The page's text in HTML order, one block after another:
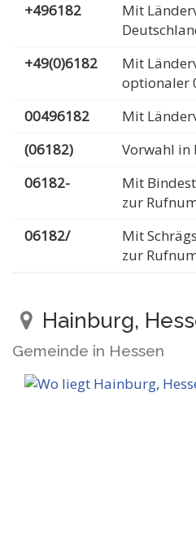
+496182
Mit
+49(0)6182
Mit
optionaler
00496182
Mit
(06182)
Vorwahl in
06182-
Mit
zur
06182/
Mit
zur
Hainburg,
Gemeinde in Hessen